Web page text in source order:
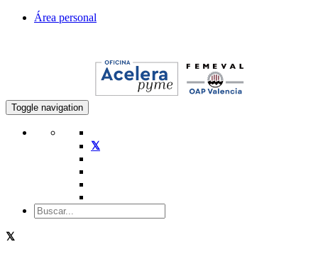
Área personal
Toggle navigation